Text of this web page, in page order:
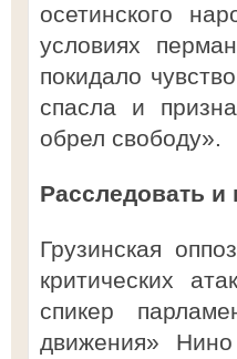
осетинского
условиях
покидало
спасла и
обрел свободу».
Расследовать и
Грузинская
критических
спикер
движения»